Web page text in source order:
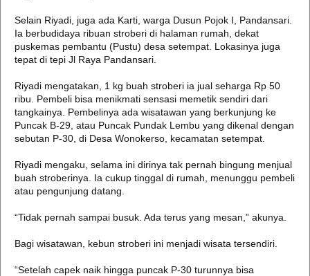
Selain Riyadi, juga ada Karti, warga Dusun Pojok I, Pandansari.
Ia berbudidaya ribuan stroberi di halaman rumah, dekat
puskemas pembantu (Pustu) desa setempat. Lokasinya juga
tepat di tepi Jl Raya Pandansari.
Riyadi mengatakan, 1 kg buah stroberi ia jual seharga Rp 50
ribu. Pembeli bisa menikmati sensasi memetik sendiri dari
tangkainya. Pembelinya ada wisatawan yang berkunjung ke
Puncak B-29, atau Puncak Pundak Lembu yang dikenal dengan
sebutan P-30, di Desa Wonokerso, kecamatan setempat.
Riyadi mengaku, selama ini dirinya tak pernah bingung menjual
buah stroberinya. Ia cukup tinggal di rumah, menunggu pembeli
atau pengunjung datang.
“Tidak pernah sampai busuk. Ada terus yang mesan,” akunya.
Bagi wisatawan, kebun stroberi ini menjadi wisata tersendiri.
“Setelah capek naik hingga puncak P-30 turunnya bisa